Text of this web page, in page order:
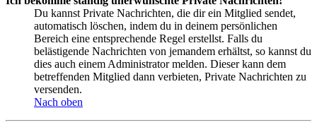
Du kannst Private Nachrichten, die dir ein Mitglied sendet,
automatisch löschen, indem du in deinem persönlichen
Bereich eine entsprechende Regel erstellst. Falls du
belästigende Nachrichten von jemandem erhältst, so kannst du
dies auch einem Administrator melden. Dieser kann dem
betreffenden Mitglied dann verbieten, Private Nachrichten zu
versenden.
Nach oben